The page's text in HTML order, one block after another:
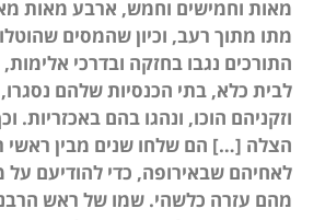
מאות וחמישים וחמש, ארבע מאות
מתו מתוך רעב, וכיון שהמסים
התורכים נגבו בחזקה ובדרכי אלימות,
לבית כלא, בתי הכנסיות שלהם
וזקניהם הוכו, ונהגו בהם באכזריות.
הצלה […] הם שלחו שנים מבין ראשי
לאחיהם שבאירופה, כדי להודיעם
מהם עזרה כלשהי. שמו של ראש